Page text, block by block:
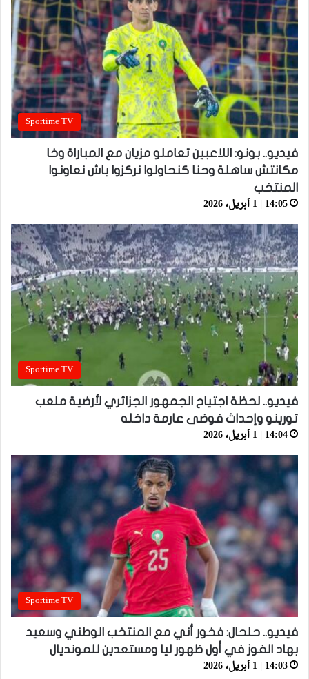
Sportime TV
فيديو.. بونو: اللاعبين تعاملو مزيان مع المباراة وخا
مكانتش ساهلة وحنا كنحاولوا نركزوا باش نعاونوا
المنتخب
14:05 | 1 أبريل، 2026
Sportime TV
فيديو.. لحظة اجتياح الجمهور الجزائري لأرضية ملعب
تورينو وإحداث فوضى عارمة داخله
14:04 | 1 أبريل، 2026
Sportime TV
فيديو.. حلحال: فخور أني مع المنتخب الوطني وسعيد
بهاد الفوز في أول ظهور ليا ومستعدين للمونديال
14:03 | 1 أبريل، 2026